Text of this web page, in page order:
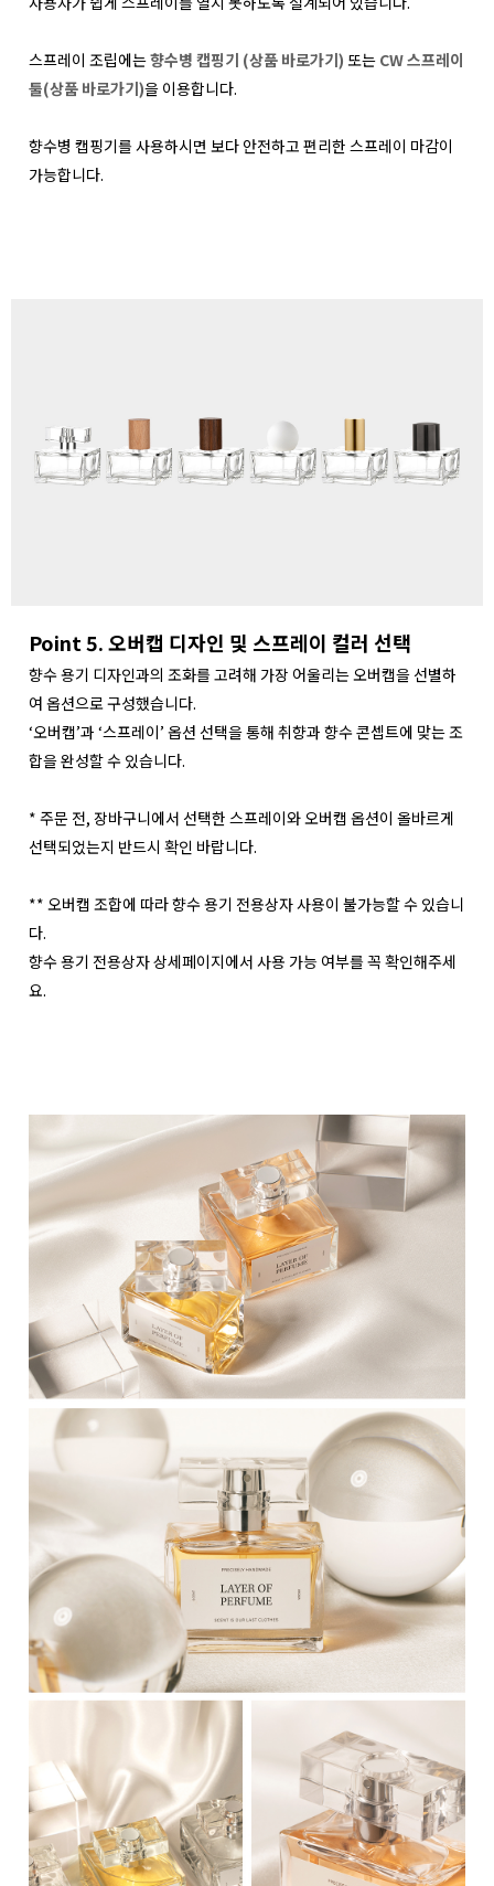
스프레이 조립에는향수병 캡핑기 (상품 바로가기) 또는 CW 스프레이
툴(상품 바로가기)을 이용합니다.
향수병 캡핑기를 사용하시면 보다 안전하고 편리한 스프레이 마감이
가능합니다.
Point 5. 오버캡 디자인 및 스프레이 컬러 선택
향수 용기 디자인과의 조화를 고려해 가장 어울리는 오버캡을 선별하
여 옵션으로 구성했습니다.
‘오버캡’과 ‘스프레이’ 옵션 선택을 통해 취향과 향수 콘셉트에 맞는 조
합을 완성할 수 있습니다.
* 주문 전, 장바구니에서 선택한 스프레이와 오버캡 옵션이 올바르게
선택되었는지 반드시 확인 바랍니다.
** 오버캡 조합에 따라 향수 용기 전용상자 사용이 불가능할 수 있습니
다.
향수 용기 전용상자 상세페이지에서 사용 가능 여부를 꼭 확인해주세
요.